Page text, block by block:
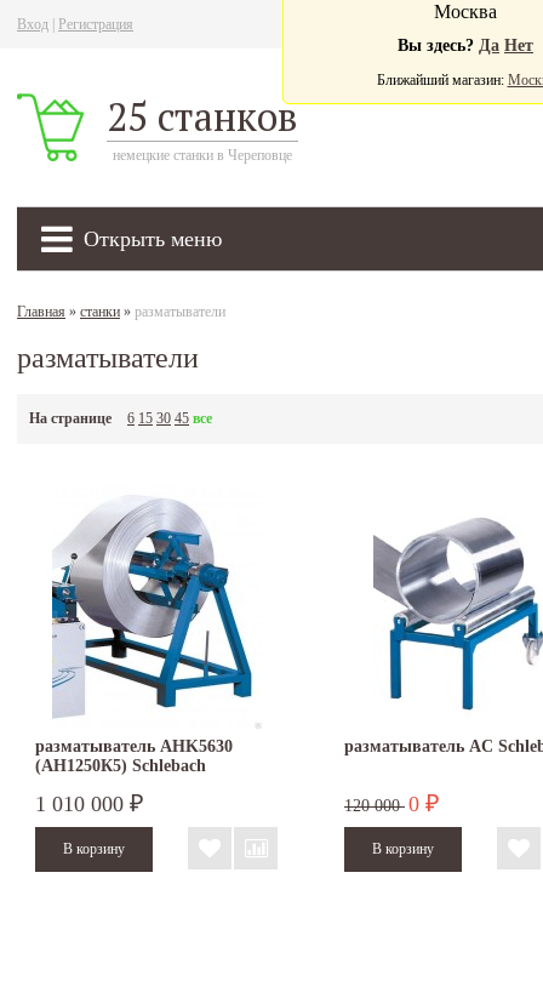
Вход Регистрация
25 станков
немецкие станки в Череповце
Открыть меню
Москва
Вы здесь? Да Нет
Ближайший магазин:
Главная » станки » разматыватели
разматыватели
На странице 6 15 30 45 все
разматыватель AHK5630
(AH1250К5) Schlebach
1 010 000 ₽
разматыватель AC
120 000 0 ₽